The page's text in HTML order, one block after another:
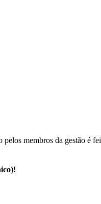
membros da gestão é